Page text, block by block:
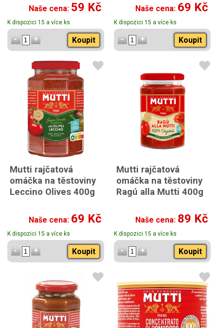
Naše cena: 59 Kč
K dispozici 15 a více ks
Koupit
Naše cena: 69 Kč
K dispozici 15 a více ks
Koupit
Mutti rajčatová
omáčka na těstoviny
Leccino Olives 400g
Naše cena: 69 Kč
K dispozici 15 a více ks
Koupit
Mutti rajčatová
omáčka na těstoviny
Ragú alla Mutti 400g
Naše cena: 89 Kč
K dispozici 15 a více ks
Koupit